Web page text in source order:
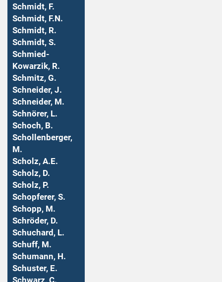
Schmidt, F.
Schmidt, F.N.
Schmidt, R.
Schmidt, S.
Schmied-
Kowarzik, R.
Schmitz, G.
Schneider, J.
Schneider, M.
Schnörer, L.
Schoch, B.
Schollenberger,
M.
Scholz, A.E.
Scholz, D.
Scholz, P.
Schopferer, S.
Schopp, M.
Schröder, D.
Schuchard, L.
Schuff, M.
Schumann, H.
Schuster, E.
Schwarz, C.